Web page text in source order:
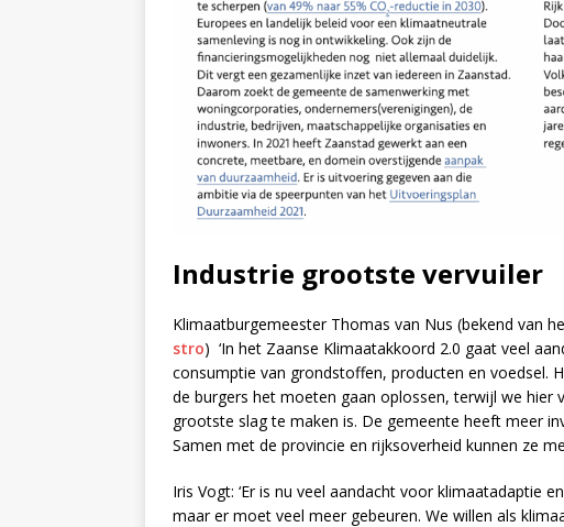
Industrie grootste vervuiler
Klimaatburgemeester Thomas van Nus (bekend van
stro) ‘In het Zaanse Klimaatakkoord 2.0 gaat veel
consumptie van grondstoffen, producten en voedsel.
de burgers het moeten gaan oplossen, terwijl we hier
grootste slag te maken is. De gemeente heeft meer
Samen met de provincie en rijksoverheid kunnen ze
Iris Vogt: ‘Er is nu veel aandacht voor klimaatadaptie
maar er moet veel meer gebeuren. We willen als